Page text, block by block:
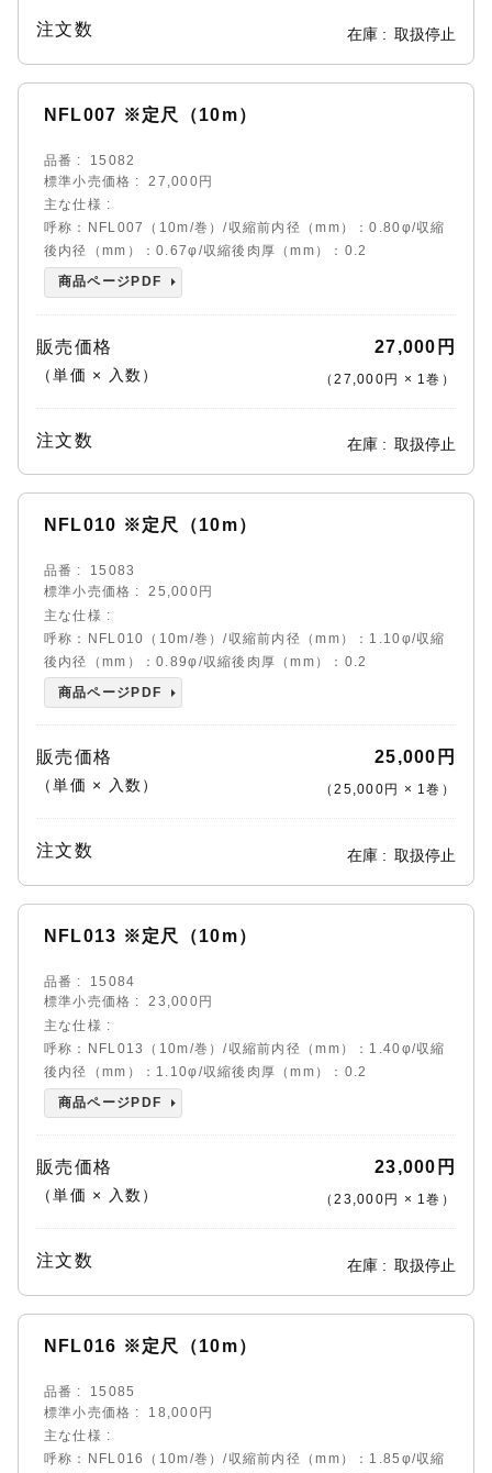
注文数 在庫 取扱停止
NFL007 ※定尺（10m）
品番
15082
標準小売価格
27,000円
主な仕様
呼称：NFL007（10m/巻）/収縮前内径（mm）：0.80φ/収縮
後内径（mm）：0.67φ/収縮後肉厚（mm）：0.2
商品ページPDF
販売価格
（単価 × 入数）
27,000円
（27,000円 × 1巻 ）
注文数 在庫 取扱停止
NFL010 ※定尺（10m）
品番
15083
標準小売価格
25,000円
主な仕様
呼称：NFL010（10m/巻）/収縮前内径（mm）：1.10φ/収縮
後内径（mm）：0.89φ/収縮後肉厚（mm）：0.2
商品ページPDF
販売価格
（単価 × 入数）
25,000円
（25,000円 × 1巻 ）
注文数 在庫 取扱停止
NFL013 ※定尺（10m）
品番
15084
標準小売価格
23,000円
主な仕様
呼称：NFL013（10m/巻）/収縮前内径（mm）：1.40φ/収縮
後内径（mm）：1.10φ/収縮後肉厚（mm）：0.2
商品ページPDF
販売価格
（単価 × 入数）
23,000円
（23,000円 × 1巻 ）
注文数 在庫 取扱停止
NFL016 ※定尺（10m）
品番
15085
標準小売価格
18,000円
主な仕様
呼称：NFL016（10m/巻）/収縮前内径（mm）：1.85φ/収縮